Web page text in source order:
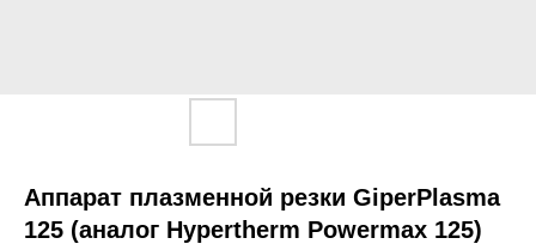
Аппарат плазменной резки GiperPlasma
125 (аналог Hypertherm Powermax 125)